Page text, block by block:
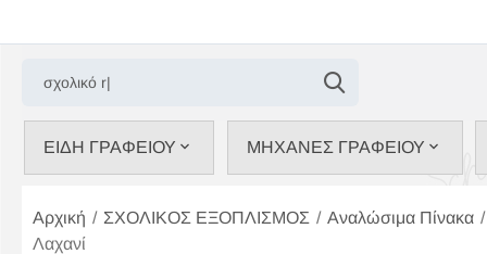
ΕΙΔΗ ΓΡΑΦΕΙΟΥ ΜΗΧΑΝΕΣ ΓΡΑΦΕΙΟΥ
Αρχική / ΣΧΟΛΙΚΟΣ ΕΞΟΠΛΙΣΜΟΣ / Αναλώσιμα Πίνακα /
Λαχανί